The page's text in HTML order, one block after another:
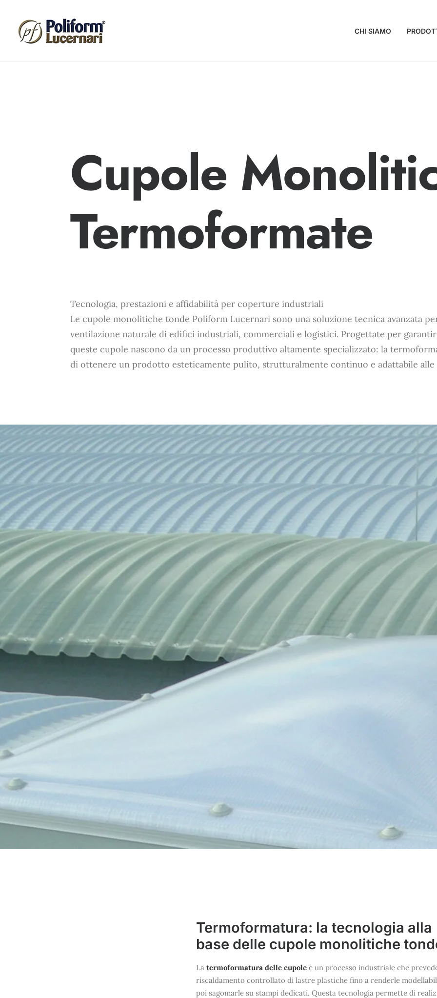
CHI SIAMO
Cupole
Termoformate
Tecnologia, prestazioni e affidabilità per coperture industriali
Le cupole monolitiche tonde Poliform Lucernari sono una soluzione tecnica avanzata
ventilazione naturale di edifici industriali, commerciali e logistici. Progettate per
queste cupole nascono da un processo produttivo altamente specializzato: la
di ottenere un prodotto esteticamente pulito, strutturalmente continuo e adattabile alle
Termoformatura: la tecnologia alla
base delle cupole monolitiche
La termoformatura delle cupole è un processo industriale che
riscaldamento controllato di lastre plastiche fino a renderle
poi sagomarle su stampi dedicati. Questa tecnologia permette di